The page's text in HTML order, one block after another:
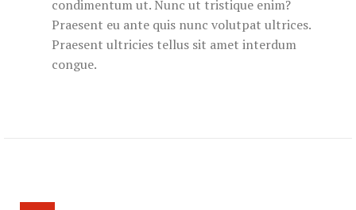
condimentum ut. Nunc ut tristique enim?
Praesent eu ante quis nunc volutpat ultrices.
Praesent ultricies tellus sit amet interdum
congue.